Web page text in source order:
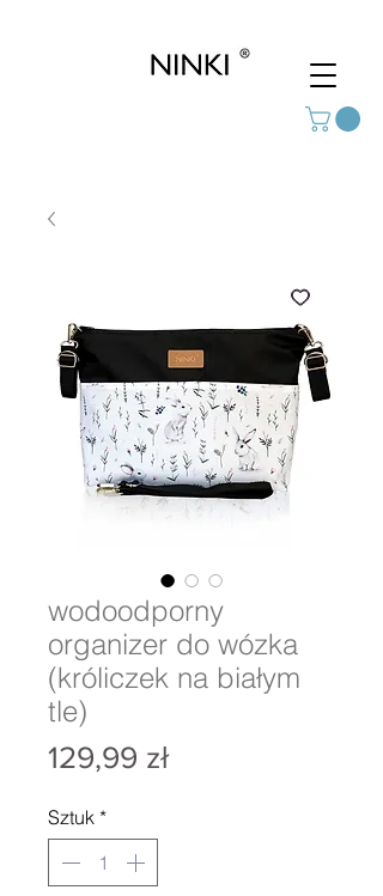
wodoodporny
organizer do wózka
(króliczek na białym
tle)
129,99 złCena
Sztuk *